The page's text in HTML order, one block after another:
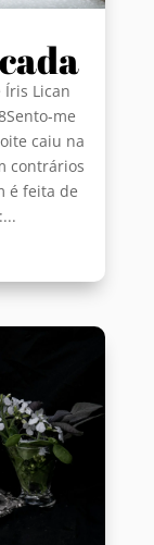
Íris Lican
me
caiu na
contrários
é feita de